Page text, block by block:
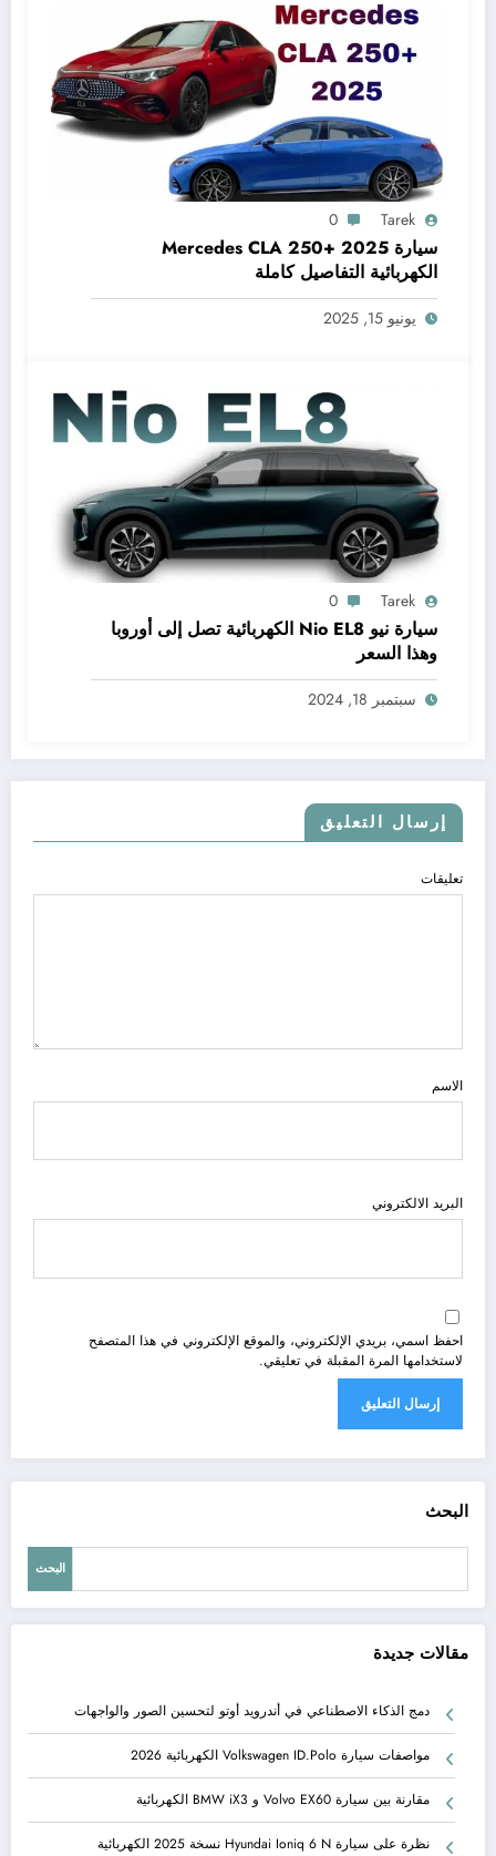
Tarek
0
سيارة Mercedes CLA 250+ 2025
الكهربائية التفاصيل كاملة
يونيو 15, 2025
Tarek
0
سيارة نيو Nio EL8 الكهربائية تصل إلى أوروبا
وهذا السعر
سبتمبر 18, 2024
إرسال التعليق
تعليقات
الاسم
البريد الالكتروني
احفظ اسمي، بريدي الإلكتروني، والموقع الإلكتروني في هذا المتصفح
لاستخدامها المرة المقبلة في تعليقي.
البحث
البحث
مقالات جديدة
دمج الذكاء الاصطناعي في أندرويد أوتو لتحسين الصور والواجهات
مواصفات سيارة Volkswagen ID.Polo الكهربائية 2026
مقارنة بين سيارة Volvo EX60 و BMW iX3 الكهربائية
نظرة على سيارة Hyundai Ioniq 6 N نسخة 2025 الكهربائية